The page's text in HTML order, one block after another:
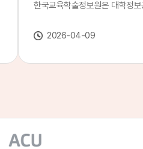
한국교육학술정보원은 대학정
본 조사는 2025. 3. 1~2026. 2.
에 운영된 원격강좌(이러닝) 현
강좌(12-바)'에 데이터를 연계할
인시 캠퍼스인 경우 해당 캠퍼스
2026-04-09